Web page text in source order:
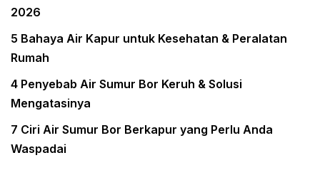
2026
5 Bahaya Air Kapur untuk Kesehatan & Peralatan
Rumah
4 Penyebab Air Sumur Bor Keruh & Solusi
Mengatasinya
7 Ciri Air Sumur Bor Berkapur yang Perlu Anda
Waspadai